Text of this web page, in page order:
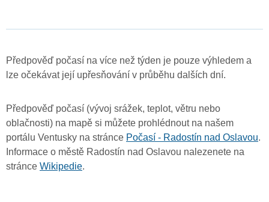
Předpověď počasí na více než týden je pouze výhledem a
lze očekávat její upřesňování v průběhu dalších dní.
Předpověď počasí (vývoj srážek, teplot, větru nebo
oblačnosti) na mapě si můžete prohlédnout na našem
portálu Ventusky na stránce Počasí - Radostín nad Oslavou.
Informace o městě Radostín nad Oslavou nalezenete na
stránce Wikipedie.